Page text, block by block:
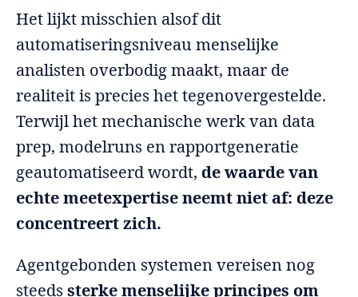
Het lijkt misschien alsof dit
automatiseringsniveau menselijke
analisten overbodig maakt, maar de
realiteit is precies het tegenovergestelde.
Terwijl het mechanische werk van data
prep, modelruns en rapportgeneratie
geautomatiseerd wordt, de waarde van
echte meetexpertise neemt niet af: deze
concentreert zich.
Agentgebonden systemen vereisen nog
steedssterke menselijke principes om